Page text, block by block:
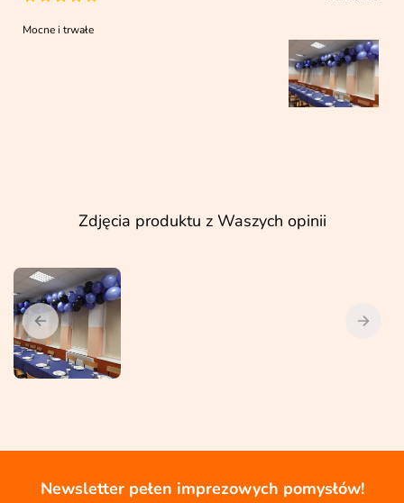
Mocne i trwałe
Zdjęcia produktu z Waszych opinii
Newsletter pełen imprezowych pomysłów!